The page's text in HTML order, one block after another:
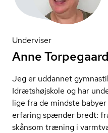
Underviser
Anne
Jeg er uddannet
Idrætshøjskole og har
lige fra de mindste
erfaring spænder bredt:
skånsom træning i